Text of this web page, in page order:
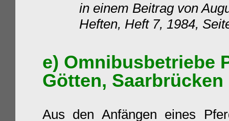
in einem Beitrag von
Heften, Heft 7, 1984,
e) Omnibusbetriebe
Götten, Saarbrücken
Aus den Anfängen eines